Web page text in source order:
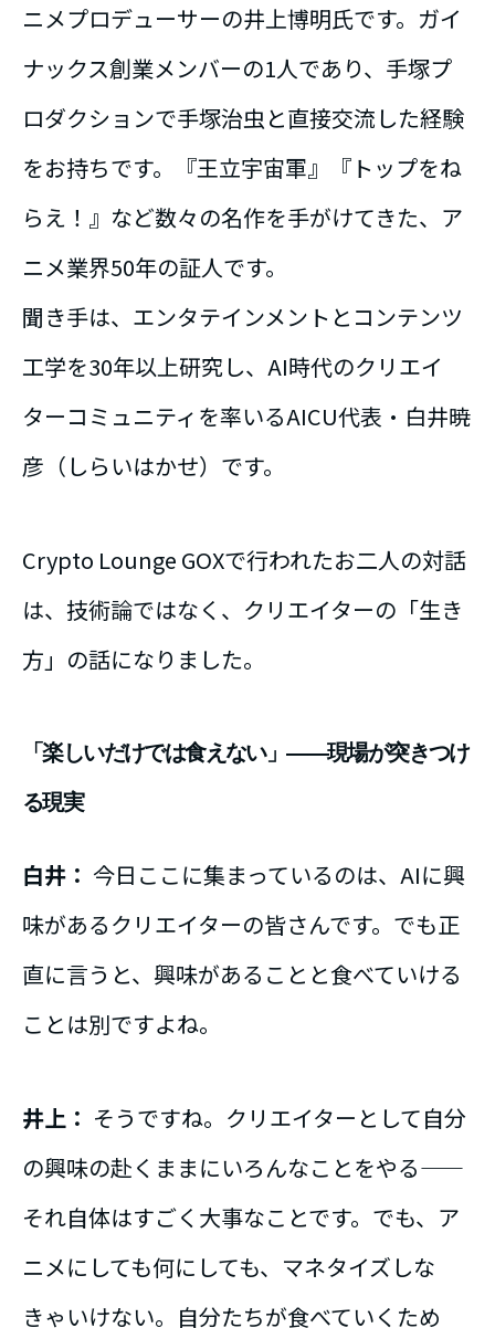
ニメプロデューサーの井上博明氏です。ガイ
ナックス創業メンバーの1人であり、手塚プ
ロダクションで手塚治虫と直接交流した経験
をお持ちです。『王立宇宙軍』『トップをね
らえ！』など数々の名作を手がけてきた、ア
ニメ業界50年の証人です。
聞き手は、エンタテインメントとコンテンツ
工学を30年以上研究し、AI時代のクリエイ
ターコミュニティを率いるAICU代表・白井暁
彦（しらいはかせ）です。
Crypto Lounge GOXで行われたお二人の対話
は、技術論ではなく、クリエイターの「生き
方」の話になりました。
「楽しいだけでは食えない」——現場が突きつけ
る現実
白井： 今日ここに集まっているのは、AIに興
味があるクリエイターの皆さんです。でも正
直に言うと、興味があることと食べていける
ことは別ですよね。
井上： そうですね。クリエイターとして自分
の興味の赴くままにいろんなことをやる——
それ自体はすごく大事なことです。でも、ア
ニメにしても何にしても、マネタイズしな
きゃいけない。自分たちが食べていくため